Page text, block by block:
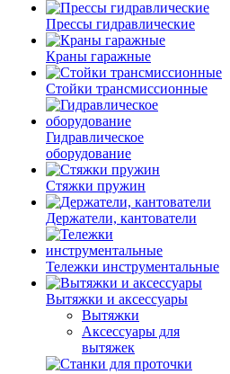
Прессы гидравлические
Краны гаражные
Стойки трансмиссионные
Гидравлическое
оборудование
Стяжки пружин
Держатели, кантователи
Тележки инструментальные
Вытяжки и аксессуары
Вытяжки
Аксессуары для
вытяжек